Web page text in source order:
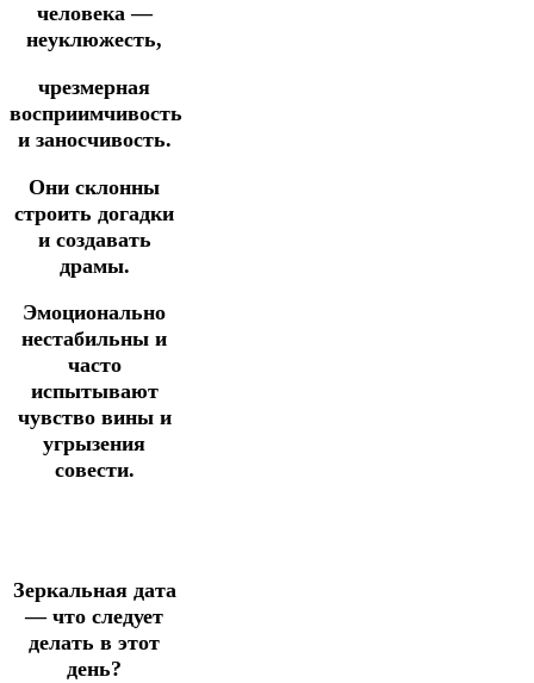
человека —
неуклюжесть,
чрезмерная
восприимчивость
и заносчивость.
Они склонны
строить догадки
и создавать
драмы.
Эмоционально
нестабильны и
часто
испытывают
чувство вины и
угрызения
совести.
Зеркальная дата
— что следует
делать в этот
день?